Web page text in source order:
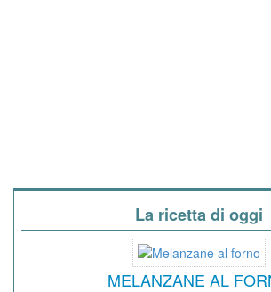
La ricetta di oggi
MELANZANE AL